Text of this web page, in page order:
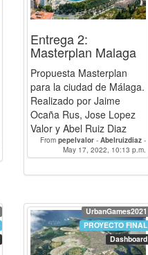
Entrega 2:
Masterplan Malaga
Propuesta Masterplan
para la ciudad de Málaga.
Realizado por Jaime
Ocaña Rus, Jose Lopez
Valor y Abel Ruiz Diaz
From pepelvalor- Abelruizdiaz -
OcanaRusJaime
May 17, 2022, 10:13 p.m.
UrbanGames2021
PROYECTO FINAL
Dashboard